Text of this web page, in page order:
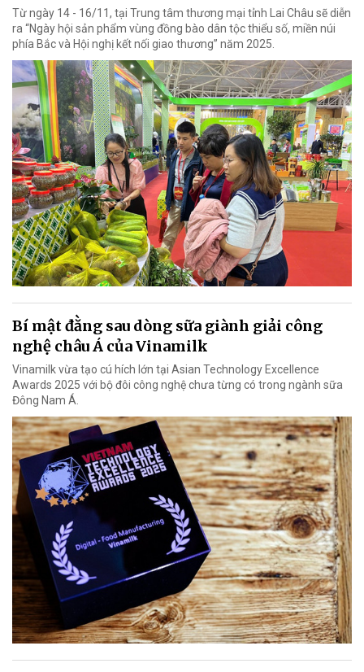
Từ ngày 14 - 16/11, tại Trung tâm thương mại tỉnh Lai Châu sẽ diễn
ra “Ngày hội sản phẩm vùng đồng bào dân tộc thiểu số, miền núi
phía Bắc và Hội nghị kết nối giao thương” năm 2025.
Bí mật đằng sau dòng sữa giành giải công
nghệ châu Á của Vinamilk
Vinamilk vừa tạo cú hích lớn tại Asian Technology Excellence
Awards 2025 với bộ đôi công nghệ chưa từng có trong ngành sữa
Đông Nam Á.